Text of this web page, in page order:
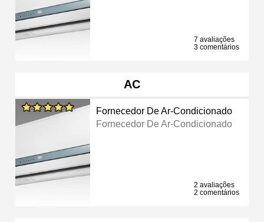
7 avaliações
3 comentários
AC
Fornecedor De Ar-Condicionado
Fornecedor De Ar-Condicionado
2 avaliações
2 comentários